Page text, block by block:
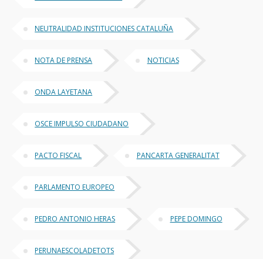
NEUTRALIDAD INSTITUCIONES CATALUÑA
NOTA DE PRENSA NOTICIAS
ONDA LAYETANA
OSCE IMPULSO CIUDADANO
PACTO FISCAL PANCARTA GENERALITAT
PARLAMENTO EUROPEO
PEDRO ANTONIO HERAS PEPE DOMINGO
PERUNAESCOLADETOTS